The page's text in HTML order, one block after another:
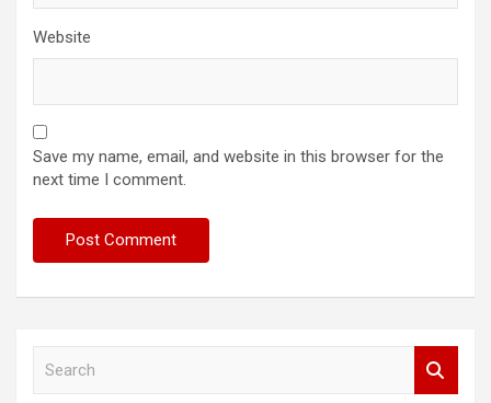
Website
Save my name, email, and website in this browser for the
next time I comment.